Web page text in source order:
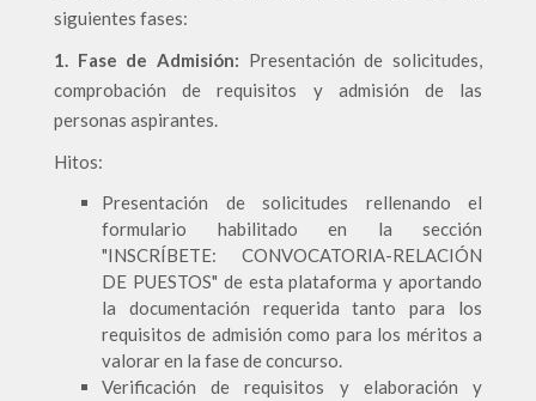
siguientes fases:
1. Fase de Admisión: Presentación de solicitudes,
comprobación de requisitos y admisión de las
personas aspirantes.
Hitos:
Presentación de solicitudes rellenando el
formulario habilitado en la sección
"INSCRÍBETE: CONVOCATORIA-RELACIÓN
DE PUESTOS" de esta plataforma y aportando
la documentación requerida tanto para los
requisitos de admisión como para los méritos a
valorar en la fase de concurso.
Verificación de requisitos y elaboración y